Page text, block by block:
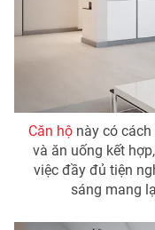
Hậu trường
Giải sao mai
Điện ảnh
Làm đẹp
Chất lượng cuộc
Tuyển sinh
Học trực tuyến
Công nghệ
Hitech Công nghệ
Sản phẩm
Giao lưu trực
Căn hộnày có cách
và ăn uống kết
việc đầy đủ tiện
sáng mang